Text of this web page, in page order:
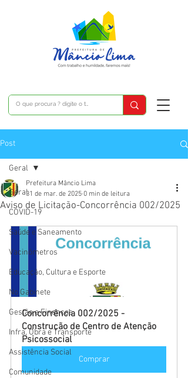
Post
Geral
COVID-19
Saúde e Saneamento
Vacinômetros
Educação, Cultura e Esporte
No Gabinete
Gestão e Finanças
Infra, Obra e Transporte
Assistência Social
Comunidade
Geral
Aviso de Licitação-Concorrência 002/2025
Prefeitura Mâncio Lima
31 de mar. de 2025 0 min de leitura
Concorrência 002/2025 -
Construção de Centro de Atenção
Psicossocial
Comprar